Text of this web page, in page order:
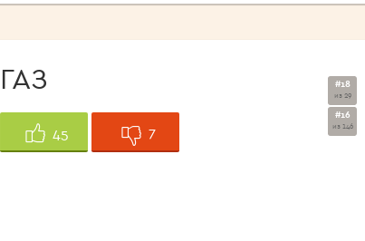
ГАЗ
45 7
#18
из 29
#16
из 146